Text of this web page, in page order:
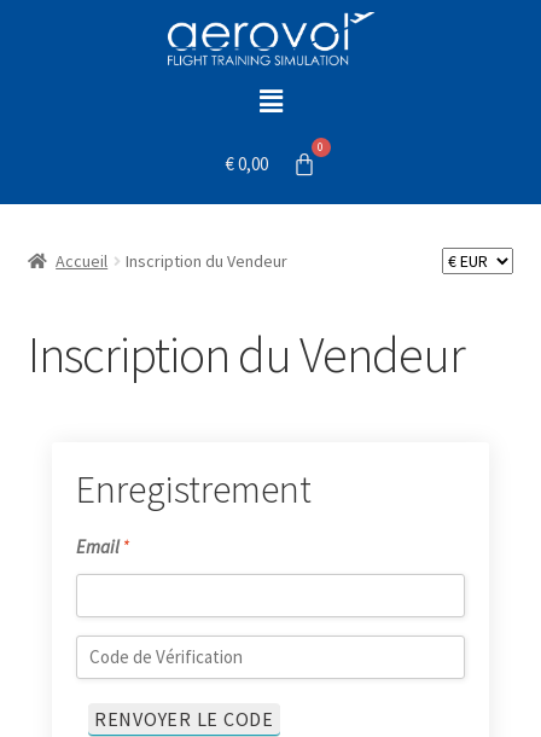
€0,00
Accueil Inscription du Vendeur
Inscription du Vendeur
Enregistrement
Email *